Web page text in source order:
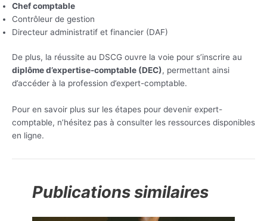
Chef comptable
Contrôleur de gestion
Directeur administratif et financier (DAF)
De plus, la réussite au DSCG ouvre la voie pour s’inscrire au
diplôme d’expertise-comptable (DEC), permettant ainsi
d’accéder à la profession d’expert-comptable.
Pour en savoir plus sur les étapes pour devenir expert-
comptable, n’hésitez pas à consulter les ressources disponibles
en ligne.
Publications similaires